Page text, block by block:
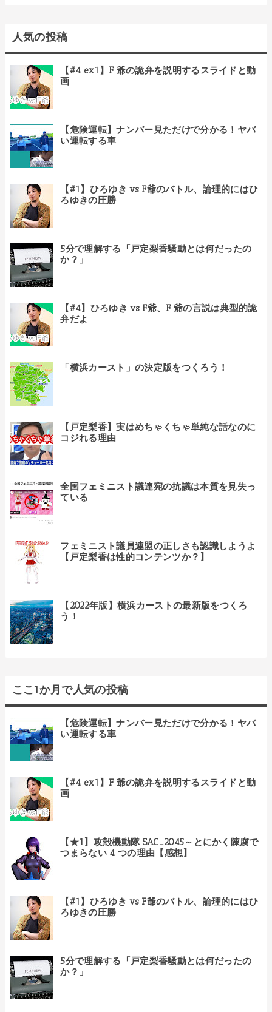
人気の投稿
【#4 ex1】F 爺の詭弁を説明するスライドと動
画
【危険運転】ナンバー見ただけで分かる！ヤバ
い運転する車
【#1】ひろゆき vs F爺のバトル、論理的にはひ
ろゆきの圧勝
5分で理解する「戸定梨香騒動とは何だったの
か？」
【#4】ひろゆき vs F爺、F 爺の言説は典型的詭
弁だよ
「横浜カースト」の決定版をつくろう！
【戸定梨香】実はめちゃくちゃ単純な話なのに
コジれる理由
全国フェミニスト議連宛の抗議は本質を見失っ
ている
フェミニスト議員連盟の正しさも認識しようよ
【戸定梨香は性的コンテンツか？】
【2022年版】横浜カーストの最新版をつくろ
う！
ここ1か月で人気の投稿
【危険運転】ナンバー見ただけで分かる！ヤバ
い運転する車
【#4 ex1】F 爺の詭弁を説明するスライドと動
画
【★1】攻殻機動隊 SAC_2045～とにかく陳腐で
つまらない 4 つの理由【感想】
【#1】ひろゆき vs F爺のバトル、論理的にはひ
ろゆきの圧勝
5分で理解する「戸定梨香騒動とは何だったの
か？」